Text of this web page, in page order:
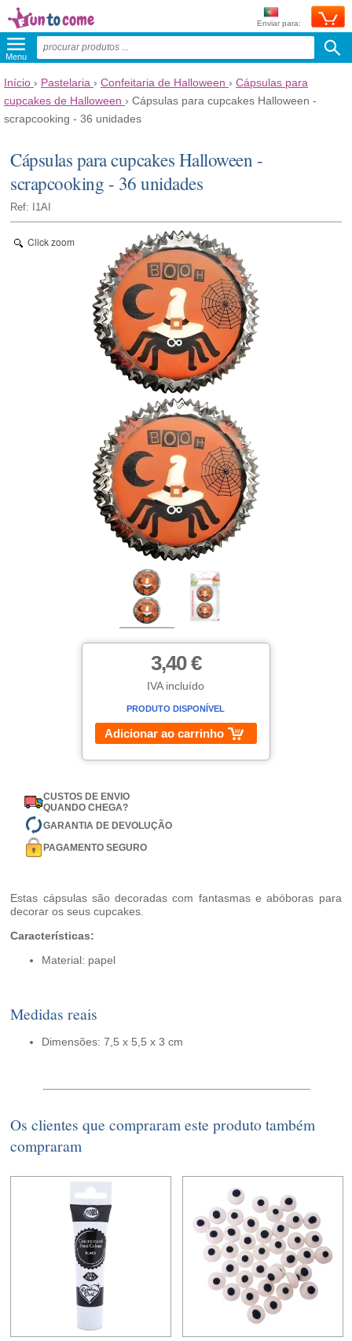
Enviar para:
Menu
Início › Pastelaria › Confeitaria de Halloween › Cápsulas para
cupcakes de Halloween › Cápsulas para cupcakes Halloween -
scrapcooking - 36 unidades
Cápsulas para cupcakes Halloween -
scrapcooking - 36 unidades
Ref: I1AI
Click zoom
3,40 €
IVA incluído
PRODUTO DISPONÍVEL
Adicionar ao carrinho
CUSTOS DE ENVIO
QUANDO CHEGA?
GARANTIA DE DEVOLUÇÃO
PAGAMENTO SEGURO
Estas cápsulas são decoradas com fantasmas e abóboras para
decorar os seus cupcakes.
Características:
Material: papel
Medidas reais
Dimensões: 7,5 x 5,5 x 3 cm
Os clientes que compraram este produto também
compraram